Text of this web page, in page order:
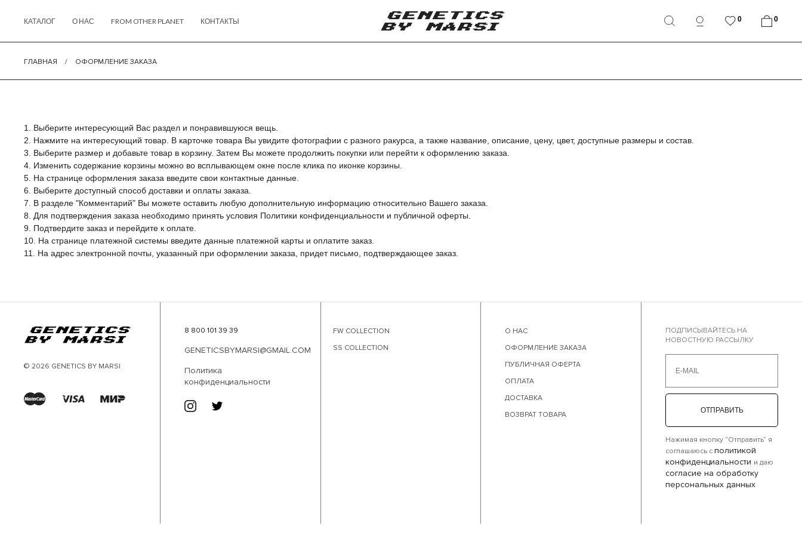
КАТАЛОГ О НАС FROM OTHER PLANET КОНТАКТЫ 0 0
ГЛАВНАЯ / ОФОРМЛЕНИЕ ЗАКАЗА
1. Выберите интересующий Вас раздел и понравившуюся вещь.
2. Нажмите на интересующий товар. В карточке товара Вы увидите фотографии с разного ракурса, а также название, описание, цену, цвет, доступные размеры и состав.
3. Выберите размер и добавьте товар в корзину. Затем Вы можете продолжить покупки или перейти к оформлению заказа.
4. Изменить содержание корзины можно во всплывающем окне после клика по иконке корзины.
5. На странице оформления заказа введите свои контактные данные.
6. Выберите доступный способ доставки и оплаты заказа.
7. В разделе "Комментарий" Вы можете оставить любую дополнительную информацию относительно Вашего заказа.
8. Для подтверждения заказа необходимо принять условия Политики конфиденциальности и публичной оферты.
9. Подтвердите заказ и перейдите к оплате.
10. На странице платежной системы введите данные платежной карты и оплатите заказ.
11. На адрес электронной почты, указанный при оформлении заказа, придет письмо, подтверждающее заказ.
© 2026 GENETICS BY MARSI
8 800 101 39 39
GENETICSBYMARSI@GMAIL.COM
Политика
конфиденциальности
FW COLLECTION
SS COLLECTION
О НАС
ОФОРМЛЕНИЕ ЗАКАЗА
ПУБЛИЧНАЯ ОФЕРТА
ОПЛАТА
ДОСТАВКА
ВОЗВРАТ ТОВАРА
ПОДПИСЫВАЙТЕСЬ НА
НОВОСТНУЮ РАССЫЛКУ
ОТПРАВИТЬ
Нажимая кнопку “Отправить” я
соглашаюсь сполитикой
конфиденциальности и даю
согласие на обработку
персональных данных